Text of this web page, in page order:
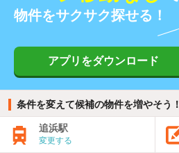
物件をサクサク探せる！
アプリをダウンロード
条件を変えて候補の物件を増やそう！
追浜駅
変更する